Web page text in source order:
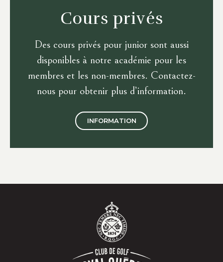
Cours privés
Des cours privés pour junior sont aussi
disponibles à notre académie pour les
membres et les non-membres. Contactez-
nous pour obtenir plus d’information.
INFORMATION